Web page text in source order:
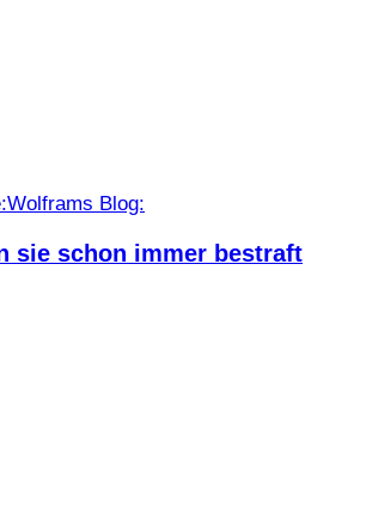
Wolframs Blog:
sie schon immer bestraft